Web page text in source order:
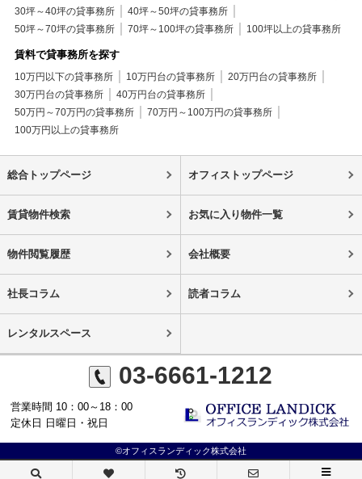
30坪～40坪の貸事務所
40坪～50坪の貸事務所
50坪～70坪の貸事務所
70坪～100坪の貸事務所 100坪以上の貸事務所
賃料で貸事務所を探す
10万円以下の貸事務所 10万円台の貸事務所
20万円台の貸事務所
30万円台の貸事務所
40万円台の貸事務所
50万円～70万円の貸事務所
70万円～100万円の貸事務所
100万円以上の貸事務所
総合トップページ オフィストップページ
賃貸物件検索 お気に入り物件一覧
物件閲覧履歴 会社概要
社長コラム 読者コラム
レンタルスペース
03-6661-1212
営業時間 10：00～18：00
定休日 日曜日・祝日
©オフィスランディック株式会社